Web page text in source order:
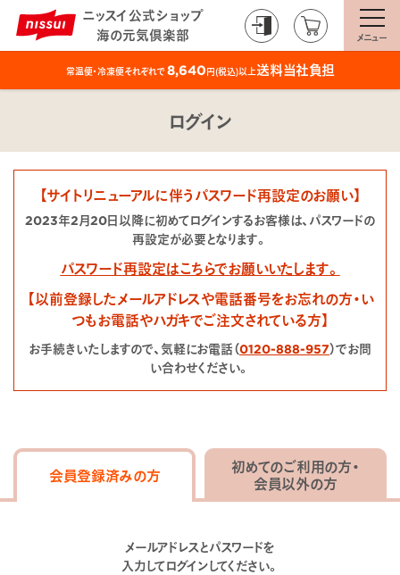
ニッスイ公式ショップ
海の元気倶楽部
メニュー
常温便・冷凍便それぞれで8,640円(税込)以上送料当社負担
ログイン
【サイトリニューアルに伴うパスワード再設定のお願い】
2023年2月20日以降に初めてログインするお客様は、パスワードの
再設定が必要となります。
パスワード再設定はこちらでお願いいたします。
【以前登録したメールアドレスや電話番号をお忘れの方・い
つもお電話やハガキでご注文されている方】
お手続きいたしますので、気軽にお電話（0120-888-957）でお問
い合わせください。
会員登録済みの方 初めてのご利用の方・
会員以外の方
メールアドレスとパスワードを
入力してログインしてください。